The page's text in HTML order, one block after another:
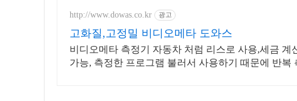
http://www.dowas.co.kr 광고
고화질,고정밀 비디오메타 도와스
비디오메타 측정기 자동차 처럼 리스로 사용,세금
가능, 측정한 프로그램 불러서 사용하기 때문에 반복